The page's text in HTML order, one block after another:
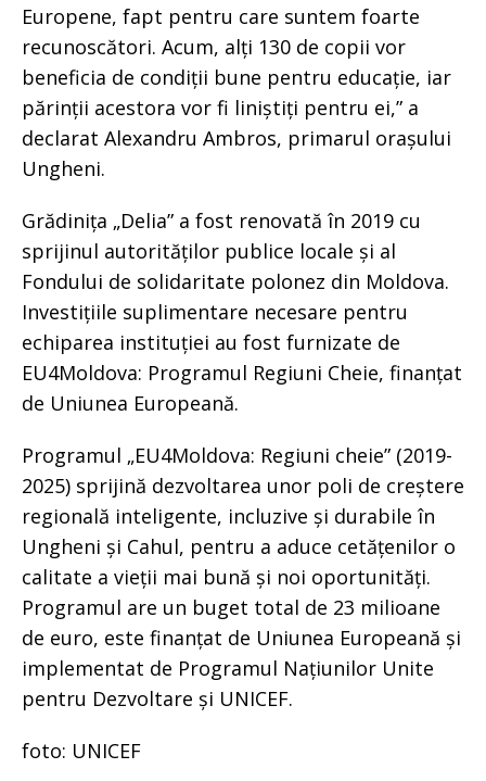
Europene, fapt pentru care suntem foarte
recunoscători. Acum, alți 130 de copii vor
beneficia de condiții bune pentru educație, iar
părinții acestora vor fi liniștiți pentru ei,” a
declarat Alexandru Ambros, primarul orașului
Ungheni.
Grădinița „Delia” a fost renovată în 2019 cu
sprijinul autorităților publice locale și al
Fondului de solidaritate polonez din Moldova.
Investițiile suplimentare necesare pentru
echiparea instituției au fost furnizate de
EU4Moldova: Programul Regiuni Cheie, finanțat
de Uniunea Europeană.
Programul „EU4Moldova: Regiuni cheie” (2019-
2025) sprijină dezvoltarea unor poli de creștere
regională inteligente, incluzive și durabile în
Ungheni și Cahul, pentru a aduce cetățenilor o
calitate a vieții mai bună și noi oportunități.
Programul are un buget total de 23 milioane
de euro, este finanțat de Uniunea Europeană și
implementat de Programul Națiunilor Unite
pentru Dezvoltare și UNICEF.
foto: UNICEF